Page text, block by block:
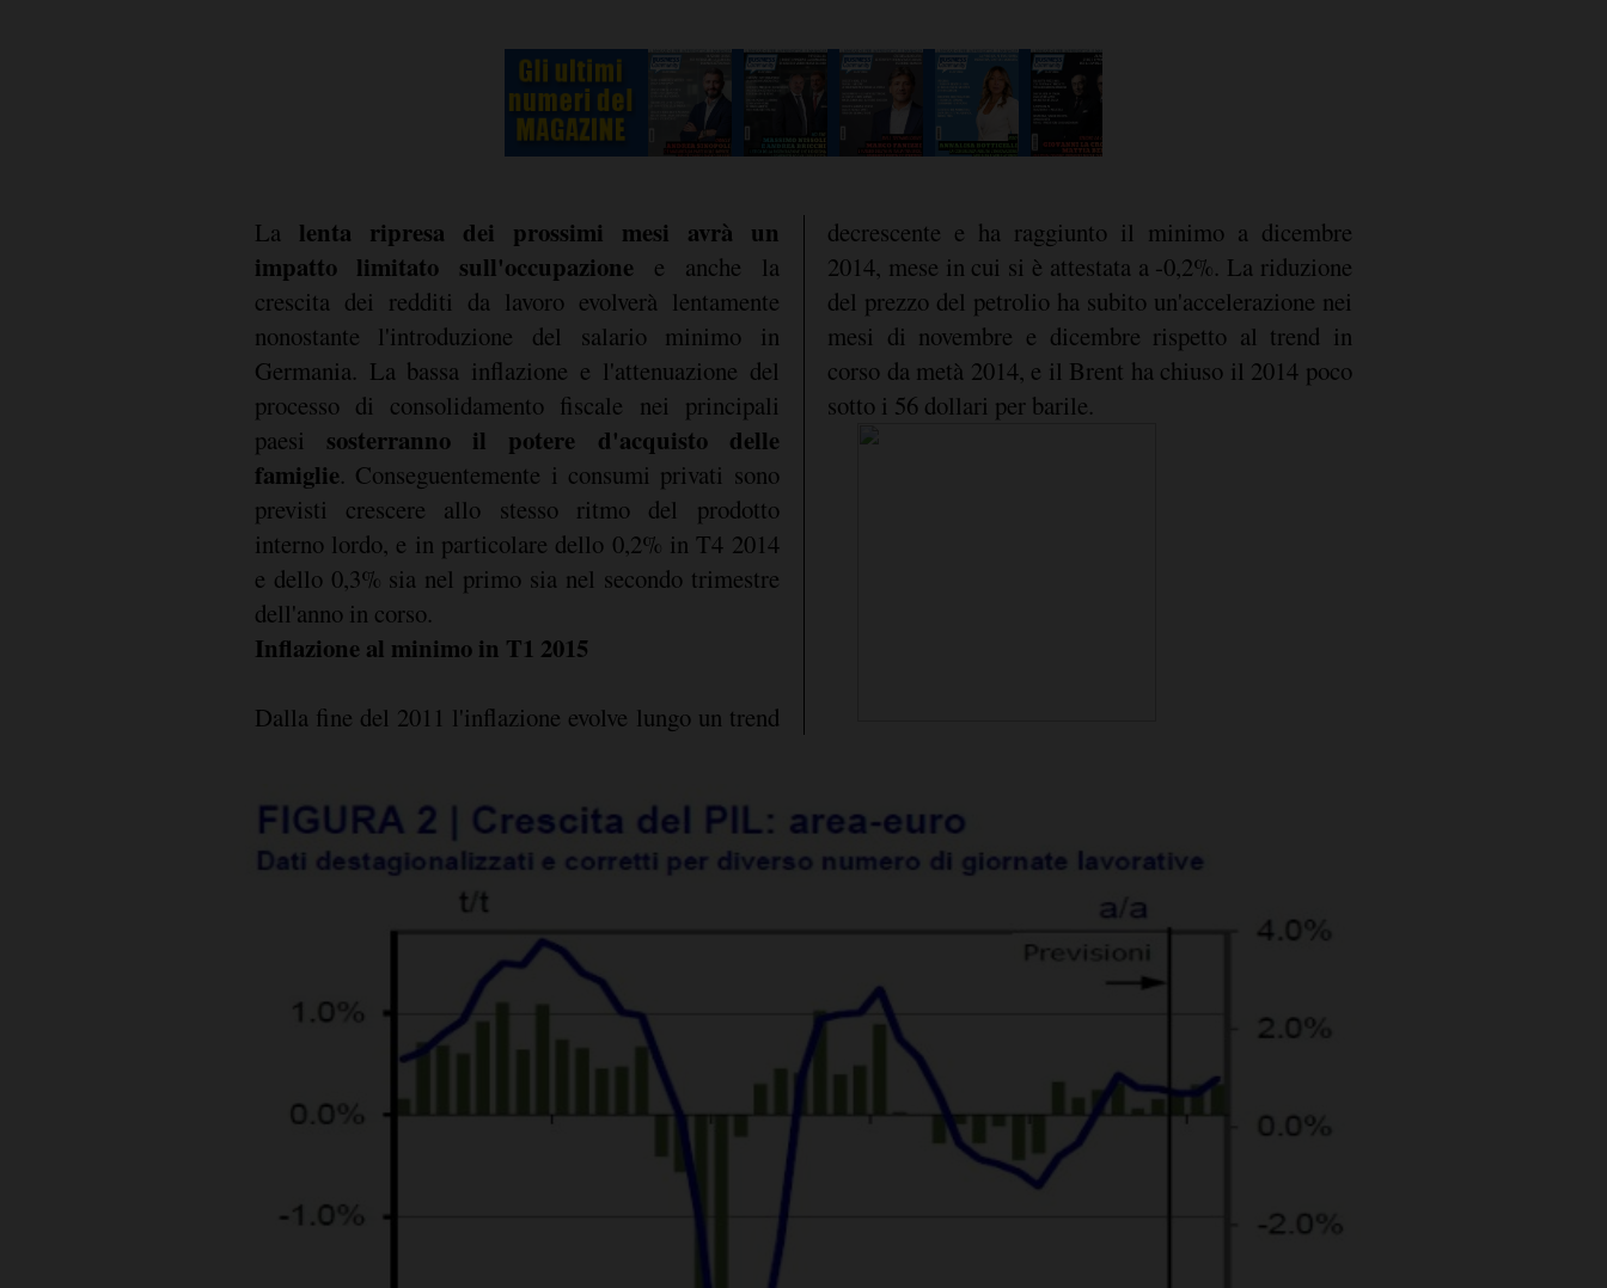
La lenta ripresa dei prossimi mesi avrà un
impatto limitato sull'occupazione e anche la
crescita dei redditi da lavoro evolverà lentamente
nonostante l'introduzione del salario minimo in
Germania. La bassa inflazione e l'attenuazione del
processo di consolidamento fiscale nei principali
paesi sosterranno il potere d'acquisto delle
famiglie. Conseguentemente i consumi privati sono
previsti crescere allo stesso ritmo del prodotto
interno lordo, e in particolare dello 0,2% in T4 2014
e dello 0,3% sia nel primo sia nel secondo trimestre
dell'anno in corso.
Inflazione al minimo in T1 2015
Dalla fine del 2011 l'inflazione evolve lungo un trend
decrescente e ha raggiunto il minimo a dicembre
2014, mese in cui si è attestata a -0,2%. La riduzione
del prezzo del petrolio ha subito un'accelerazione nei
mesi di novembre e dicembre rispetto al trend in
corso da metà 2014, e il Brent ha chiuso il 2014 poco
sotto i 56 dollari per barile.